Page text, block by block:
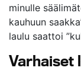
minulle
kauhuun
laulu saattoi
Varhaiset